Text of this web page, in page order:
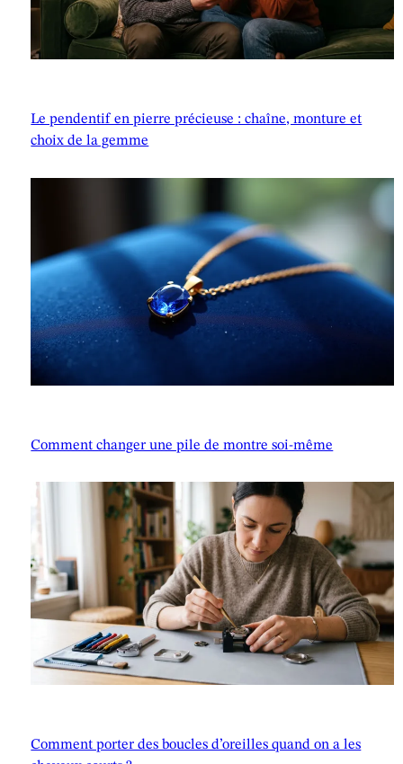
Le pendentif en pierre précieuse : chaîne, monture et
choix de la gemme
Comment changer une pile de montre soi-même
Comment porter des boucles d’oreilles quand on a les